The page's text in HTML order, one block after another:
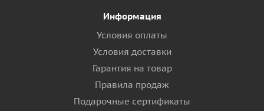
Информация
Условия оплаты
Условия доставки
Гарантия на товар
Правила продаж
Подарочные сертификаты